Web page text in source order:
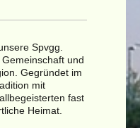
Spvgg.
und
Gegründet im
mit
fast
Heimat.